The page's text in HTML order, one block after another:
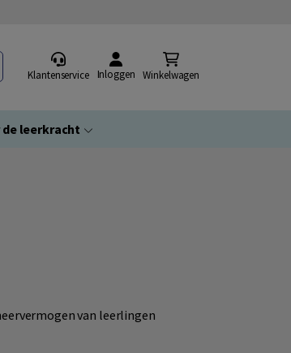
Klantenservice Inloggen Winkelwagen
de leerkracht
van leerlingen